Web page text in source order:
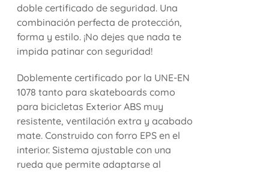
doble certificado de seguridad. Una
combinación perfecta de protección,
forma y estilo. ¡No dejes que nada te
impida patinar con seguridad!
Doblemente certificado por la UNE-EN
1078 tanto para skateboards como
para bicicletas Exterior ABS muy
resistente, ventilación extra y acabado
mate. Construido con forro EPS en el
interior. Sistema ajustable con una
rueda que permite adaptarse al